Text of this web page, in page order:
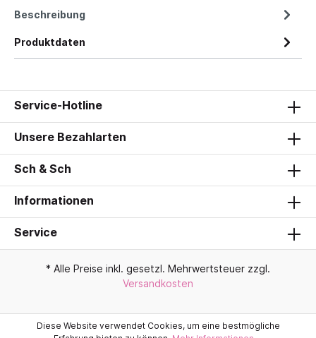
Beschreibung
Produktdaten
Service-Hotline
Unsere Bezahlarten
Sch & Sch
Informationen
Service
* Alle Preise inkl. gesetzl. Mehrwertsteuer zzgl.
Versandkosten
Diese Website verwendet Cookies, um eine bestmögliche